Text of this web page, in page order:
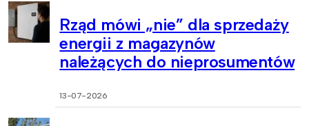
Rząd mówi „nie” dla sprzedaży
energii z magazynów
należących do nieprosumentów
13-07-2026